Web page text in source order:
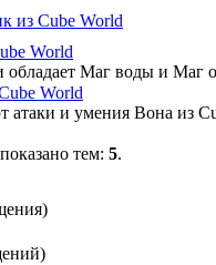
из Cube World
World
обладает Маг воды и Маг
World
атаки и умения Вона из
тем: 5.